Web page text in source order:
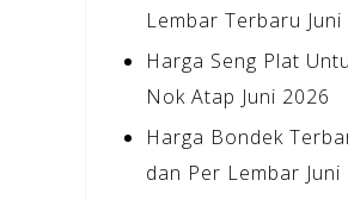
Lembar Terbaru Juni
Harga Seng Plat
Nok Atap Juni 2026
Harga Bondek
dan Per Lembar Juni